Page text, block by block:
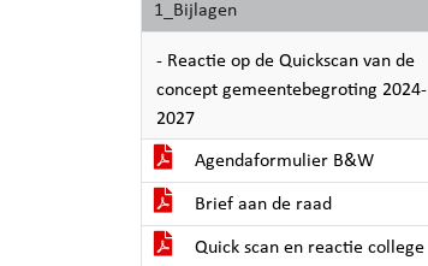
1_Bijlagen
- Reactie op de Quickscan van de
concept gemeentebegroting 2024-
2027
Agendaformulier B&W
Brief aan de raad
Quick scan en reactie college